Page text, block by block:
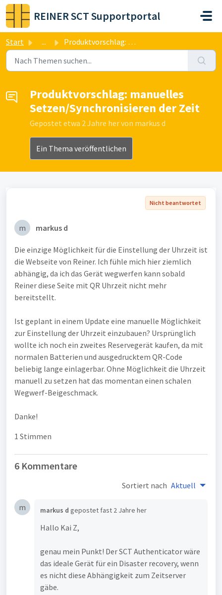
Zum hauptsächlichen Inhalt gehen
REINER SCT Supportportal
Start ... Produktvorschlag: manuelles Setzen/Synchronisieren der Zeit
Produktvorschlag: manuelles
Setzen/Synchronisieren der Zeit
Gepostet etwa 2 Jahre hervon markus d
Ein Thema veröffentlichen
Nicht beantwortet
m markus d
Die einzige Möglichkeit für die Einstellung der Uhrzeit ist
die Webseite von Reiner. Ich fühle mich hier ziemlich
abhängig, da ich das Gerät wegwerfen kann sobald
Reiner diese Seite mit QR Uhrzeit nicht mehr
bereitstellt.
Ist geplant in einem Update eine manuelle Möglichkeit
zur Einstellung der Uhrzeit einzubauen? Ursprünglich
wollte ich noch ein zweites Reservegerät kaufen, da mit
normalen Batterien und ausgedrucktem QR-Code
beliebig lange einlagerbar. Ohne Möglichkeit die Uhrzeit
manuell zu setzen hat das momentan einen schalen
Wegwerf-Beigeschmack.
Danke!
1 Stimmen
6 Kommentare
Sortiert nach Aktuell
m markus d gepostet fast 2 Jahre her
Hallo Kai Z,
genau mein Punkt! Der SCT Authenticator wäre
das ideale Gerät für ein Disaster recovery, wenn
es nicht diese Abhängigkeit zum Zeitserver
gäbe.